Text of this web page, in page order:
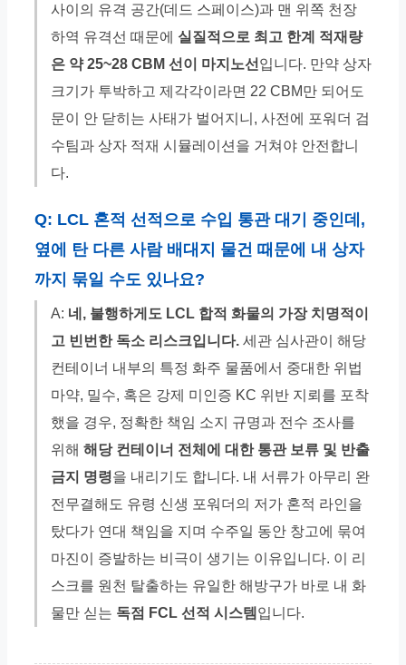
사이의 유격 공간(데드 스페이스)과 맨 위쪽 천장
하역 유격선 때문에 실질적으로 최고 한계 적재량
은 약 25~28 CBM 선이 마지노선 입니다. 만약 상자
크기가 투박하고 제각각이라면 22 CBM만 되어도
문이 안 닫히는 사태가 벌어지니, 사전에 포워더 검
수팀과 상자 적재 시뮬레이션을 거쳐야 안전합니
다.
Q: LCL 혼적 선적으로 수입 통관 대기 중인데,
옆에 탄 다른 사람 배대지 물건 때문에 내 상자
까지 묶일 수도 있나요?
A: 네, 불행하게도 LCL 합적 화물의 가장 치명적이
고 빈번한 독소 리스크입니다. 세관 심사관이 해당
컨테이너 내부의 특정 화주 물품에서 중대한 위법
마약, 밀수, 혹은 강제 미인증 KC 위반 지뢰를 포착
했을 경우, 정확한 책임 소지 규명과 전수 조사를
위해 해당 컨테이너 전체에 대한 통관 보류 및 반출
금지 명령을 내리기도 합니다. 내 서류가 아무리 완
전무결해도 유령 신생 포워더의 저가 혼적 라인을
탔다가 연대 책임을 지며 수주일 동안 창고에 묶여
마진이 증발하는 비극이 생기는 이유입니다. 이 리
스크를 원천 탈출하는 유일한 해방구가 바로 내 화
물만 싣는 독점 FCL 선적 시스템 입니다.